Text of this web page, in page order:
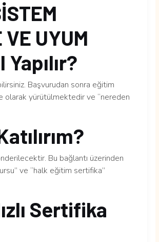
UYUM
Başvurudan sonra eğitim
olarak yürütülmektedir ve “nereden
Bu bağlantı üzerinden
ve “halk eğitim sertifika”
Sertifika